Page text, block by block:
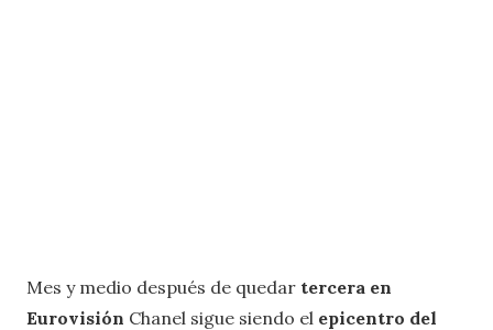
Mes y medio después de quedar tercera en
Eurovisión Chanel sigue siendo el epicentro del